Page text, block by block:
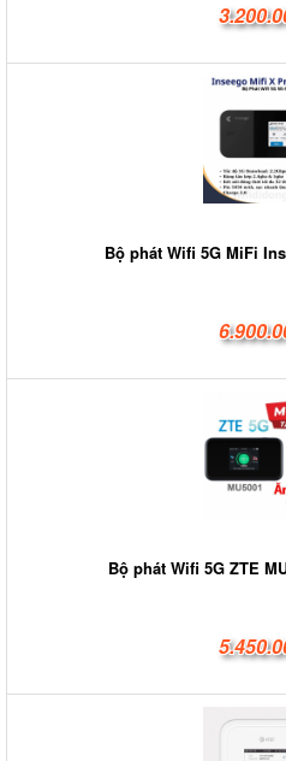
Bộ phát Wifi 5G MiFi
Bộ phát Wifi 5G ZTE